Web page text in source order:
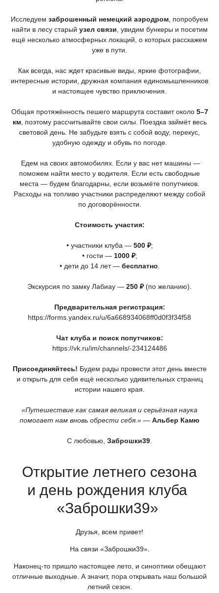
Исследуем заброшенный немецкий аэродром , попробуем
найти в лесу старый узел связи , увидим бункеры и посетим
ещё несколько атмосферных локаций, о которых расскажем
уже в пути.
Как всегда, нас ждет красивые виды, яркие фотографии,
интересные истории, дружная компания единомышленников
и настоящее чувство приключения.
Общая протяжённость пешего маршрута составит около 5–7
км, поэтому рассчитывайте свои силы. Поездка займёт весь
световой день. Не забудьте взять с собой воду, перекус,
удобную одежду и обувь по погоде.
Едем на своих автомобилях. Если у вас нет машины —
поможем найти место у водителя. Если есть свободные
места — будем благодарны, если возьмёте попутчиков.
Расходы на топливо участники распределяют между собой
по договорённости.
Стоимость участия:
• участники клуба — 500 ₽;
• гости — 1000 ₽;
• дети до 14 лет — бесплатно
Экскурсия по замку Лабиау — 250 ₽ (по желанию).
Предварительная регистрация:
https://forms.yandex.ru/u/6a668934068ff0d0f3f34f58
Чат клуба и поиск попутчиков:
https://vk.ru/im/channels/-234124486
Присоединяйтесь! Будем рады провести этот день вместе
и открыть для себя ещё несколько удивительных страниц
истории нашего края.
«Путешествие как самая великая и серьёзная наука
помогает нам вновь обрести себя.» — Альбер Камю
С любовью, Заброшки39
Открытие летнего сезона
и день рождения клуба
«Заброшки39»
Друзья, всем привет!
На связи «Заброшки39».
Наконец-то пришло настоящее лето, и синоптики обещают
отличные выходные. А значит, пора открывать наш большой
летний сезон.